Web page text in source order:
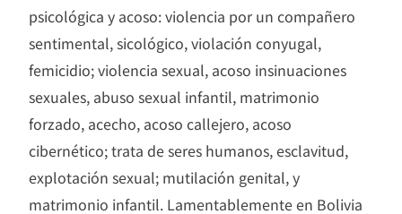
psicológica y acoso: violencia por un compañero
sentimental, sicológico, violación conyugal,
femicidio; violencia sexual, acoso insinuaciones
sexuales, abuso sexual infantil, matrimonio
forzado, acecho, acoso callejero, acoso
cibernético; trata de seres humanos, esclavitud,
explotación sexual; mutilación genital, y
matrimonio infantil. Lamentablemente en Bolivia